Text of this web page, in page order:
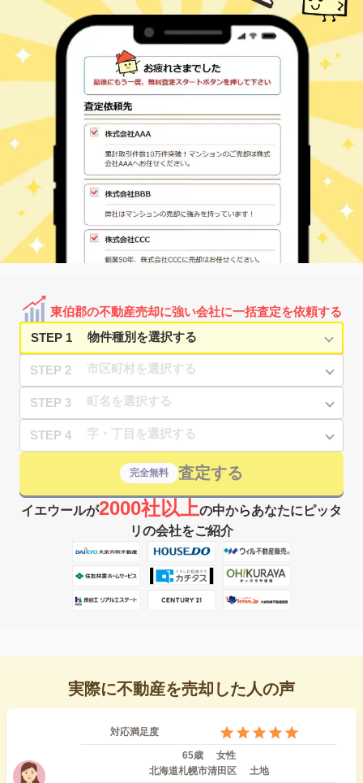
分
㎡
東伯郡琴浦町 大字徳
500 万円
浦安(鳥取)
徒歩4分
東伯郡琴浦町 大字徳
300 万円 ㎡
東伯郡琴浦町 大字保 110 万円
浦安(鳥取)
徒歩8分
東伯郡琴浦町 大字八
橋
90 万円
徒歩6分
120
東伯郡北栄町 大谷
徒歩-分
270
東伯郡北栄町 国坂
徒歩20分
東伯郡北栄町 東園
東伯郡の不動産売却に強い会社に一括査定を依頼する
STEP 1
STEP 2
STEP 3
STEP 4
完全無料 査定する
イエウールが2000社以上の中からあなたにピッタ
リの会社をご紹介
実際に不動産を売却した人の声
対応満足度
65歳
女性
北海道札幌市清田区
土地